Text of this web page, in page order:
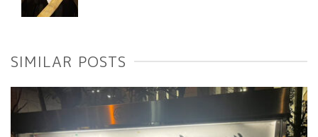
SIMILAR POSTS